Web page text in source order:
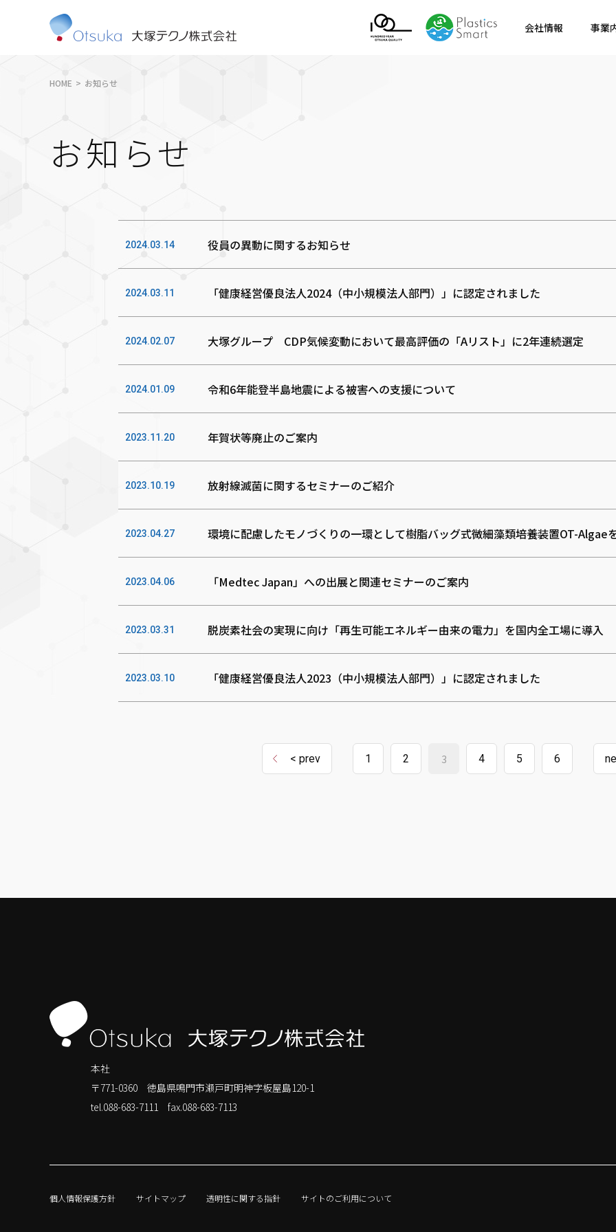
会社情報 事業
HOME お知らせ
お知らせ
2024.03.14 役員の異動に関するお知らせ
2024.03.11 「健康経営優良法人2024（中小規模法人部門）」に認定されました
2024.02.07 大塚グループ CDP気候変動において最高評価の「Aリスト」に2年連続選定
2024.01.09 令和6年能登半島地震による被害への支援について
2023.11.20 年賀状等廃止のご案内
2023.10.19 放射線滅菌に関するセミナーのご紹介
2023.04.27 環境に配慮したモノづくりの一環として樹脂バッグ式微細藻類培養装置OT-Algae
2023.04.06 「Medtec Japan」への出展と関連セミナーのご案内
2023.03.31 脱炭素社会の実現に向け「再生可能エネルギー由来の電力」を国内全工場に導入
2023.03.10 「健康経営優良法人2023（中小規模法人部門）」に認定されました
< prev 1 2 3 4 5 6
本社
〒771-0360 徳島県鳴門市瀬戸町明神字板屋島120-1
tel.088-683-7111 fax.088-683-7113
個人情報保護方針 サイトマップ 透明性に関する指針 サイトのご利用について